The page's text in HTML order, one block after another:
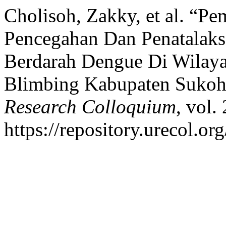
Cholisoh, Zakky, et al.
Pencegahan Dan
Berdarah Dengue Di
Blimbing Kabupaten
Research Colloquium, vol.
https://